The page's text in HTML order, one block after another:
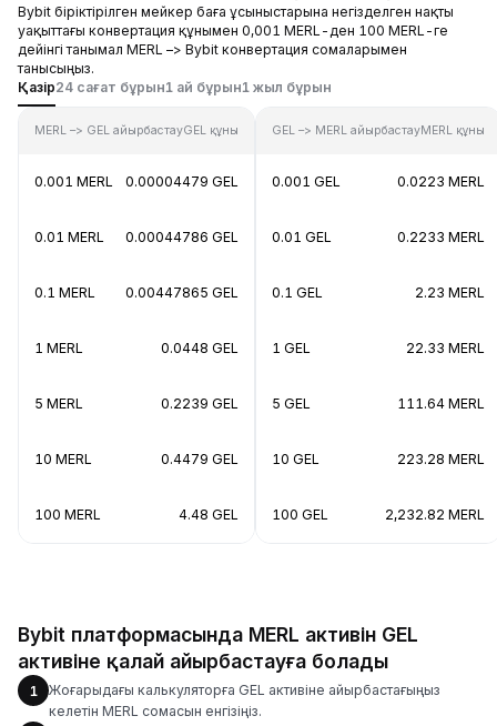
Bybit біріктірілген мейкер баға ұсыныстарына негізделген нақты
уақыттағы конвертация құнымен 0,001 MERL-ден 100 MERL-ге
дейінгі танымал MERL –> Bybit конвертация сомаларымен
танысыңыз.
Қазір24 сағат бұрын1 ай бұрын1 жыл бұрын
MERL –> GEL айырбастауGEL құны
0.001 MERL 0.00004479 GEL
0.01 MERL 0.00044786 GEL
0.1 MERL 0.00447865 GEL
1 MERL 0.0448 GEL
5 MERL 0.2239 GEL
10 MERL 0.4479 GEL
100 MERL 4.48 GEL
GEL –> MERL айырбастауMERL құны
0.001 GEL 0.0223 MERL
0.01 GEL 0.2233 MERL
0.1 GEL 2.23 MERL
1 GEL 22.33 MERL
5 GEL 111.64 MERL
10 GEL 223.28 MERL
100 GEL 2,232.82 MERL
Bybit платформасында MERL активін GEL
активіне қалай айырбастауға болады
1
Жоғарыдағы калькуляторға GEL активіне айырбастағыңыз
келетін MERL сомасын енгізіңіз.